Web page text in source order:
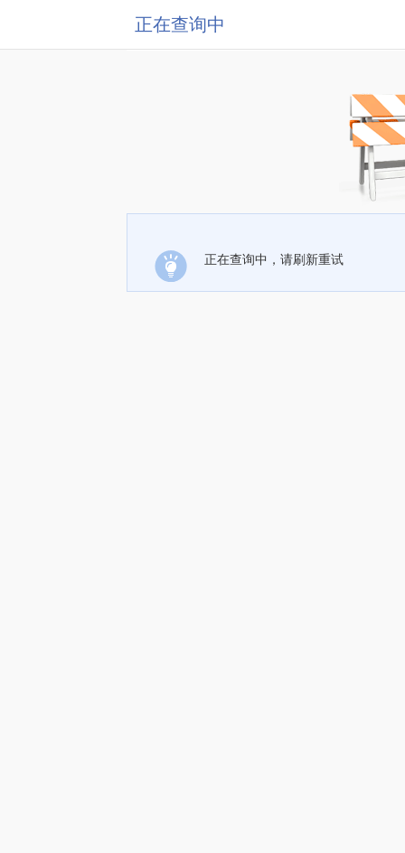
正在查询中
正在查询中，请刷新重试